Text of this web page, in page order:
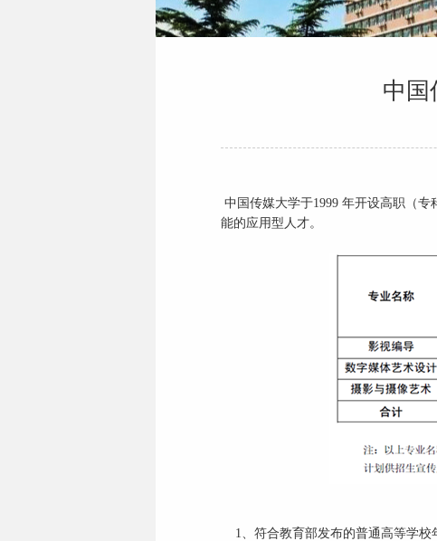
中国
中国传媒大学于1999 年开设高职（
能的应用型人才。
1、符合教育部发布的普通高等学校